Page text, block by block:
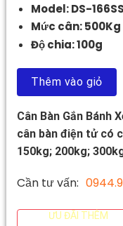
Model: DS-166SS
Mức cân: 500Kg
Độ chia: 100g
Thêm vào giỏ
Cân Bàn Gắn Bánh
cân bàn điện tử có
150kg; 200kg;
Cần tư vấn:
ƯU ĐÃI THÊM